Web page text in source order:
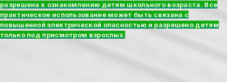
разрешена к ознакомлению детям школьного возраста. Все
практическое использование может быть связана с
повышенной электрической опасностью и разрешено детям
только под присмотром взрослых.